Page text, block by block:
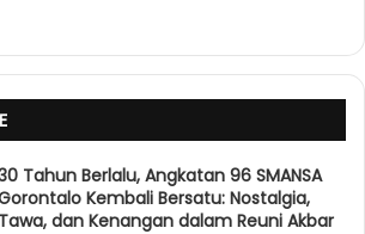
Tahun Berlalu, Angkatan 96 SMANSA
Kembali Bersatu: Nostalgia,
Tawa, dan Kenangan dalam Reuni Akbar